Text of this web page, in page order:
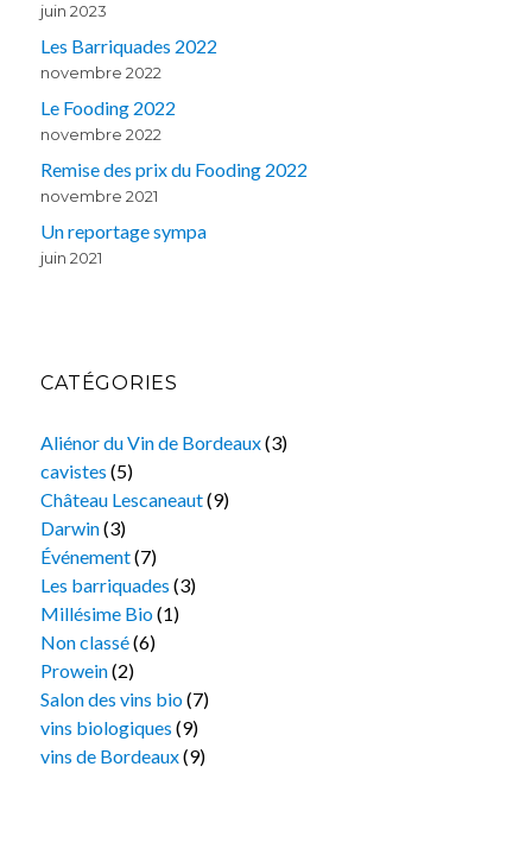
juin 2023
Les Barriquades 2022
novembre 2022
Le Fooding 2022
novembre 2022
Remise des prix du Fooding 2022
novembre 2021
Un reportage sympa
juin 2021
CATÉGORIES
Aliénor du Vin de Bordeaux(3)
cavistes (5)
Château Lescaneaut(9)
Darwin(3)
Événement(7)
Les barriquades (3)
Millésime Bio(1)
Non classé(6)
Prowein(2)
Salon des vins bio(7)
vins biologiques (9)
vins de Bordeaux(9)